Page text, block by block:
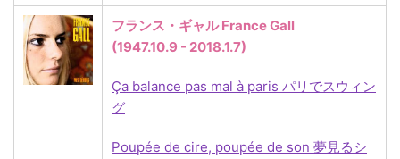
フランス・ギャル France Gall
(1947.10.9 - 2018.1.7)
Ça balance pas mal à paris パリでスウィン
グ
Poupée de cire, poupée de son 夢見るシ